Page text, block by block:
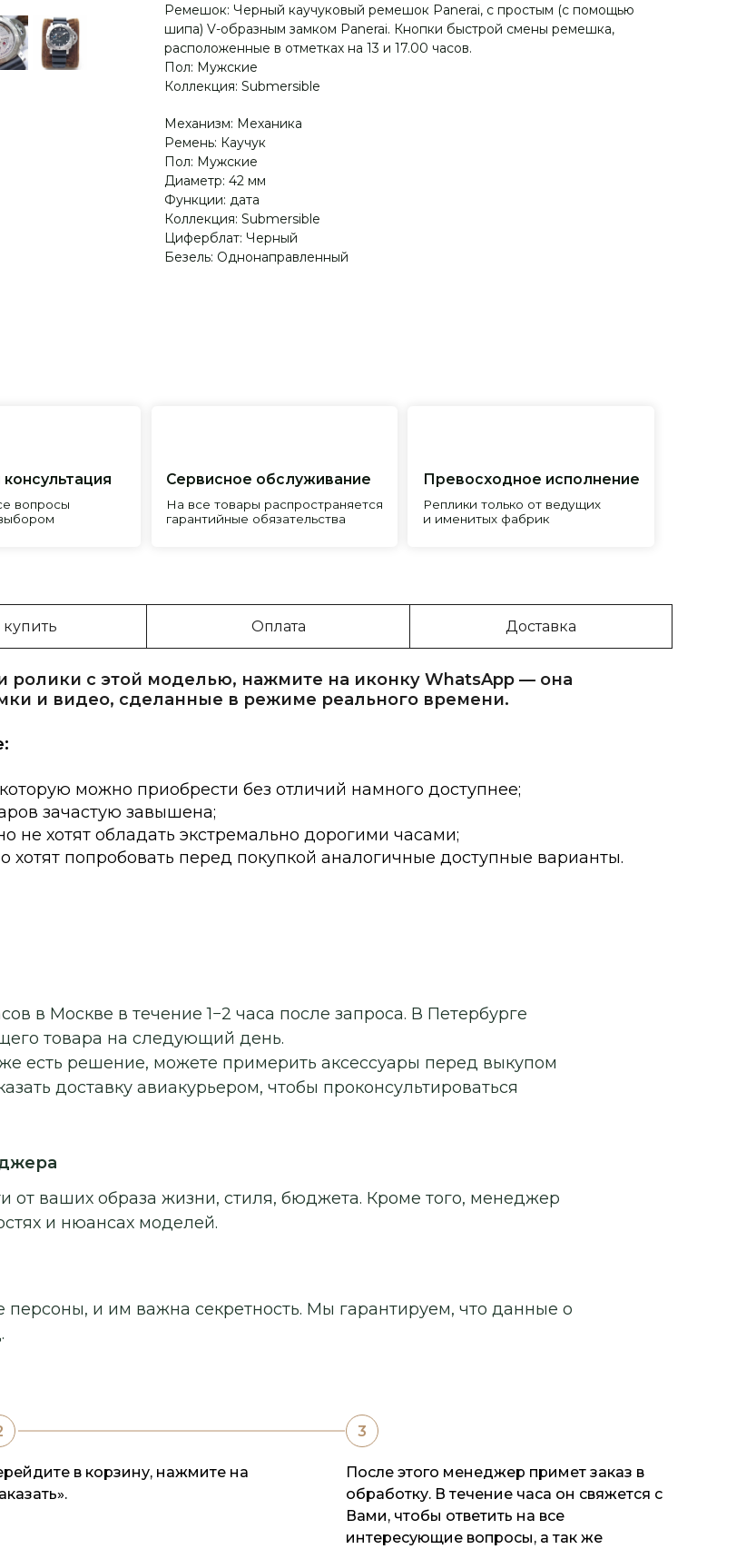
Ремешок: Черный каучуковый ремешок Panerai, с простым (с помощью
шипа) V-образным замком Panerai. Кнопки быстрой смены ремешка,
расположенные в отметках на 13 и 17.00 часов.
Пол: Мужские
Коллекция: Submersible
Механизм: Механика
Ремень: Каучук
Пол: Мужские
Диаметр: 42 мм
Функции: дата
Коллекция: Submersible
Циферблат: Черный
Безель: Однонаправленный
купить Оплата Доставка
ролики с этой моделью, нажмите на иконку WhatsApp — она
и видео, сделанные в режиме реального времени.
можно приобрести без отличий намного доступнее;
зачастую завышена;
не хотят обладать экстремально дорогими часами;
попробовать перед покупкой аналогичные доступные варианты.
в Москве в течение 1−2 часа после запроса. В Петербурге
товара на следующий день.
есть решение, можете примерить аксессуары перед выкупом
доставку авиакурьером, чтобы проконсультироваться
от ваших образа жизни, стиля, бюджета. Кроме того, менеджер
и нюансах моделей.
и им важна секретность. Мы гарантируем, что данные о
в корзину, нажмите на
После этого менеджер примет заказ в
обработку. В течение часа он свяжется с
Вами, чтобы ответить на все
интересующие вопросы, а так же